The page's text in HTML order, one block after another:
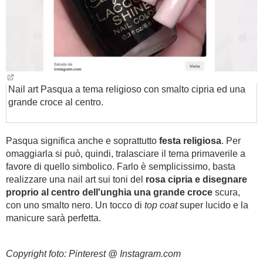
Nail art Pasqua a tema religioso con smalto cipria ed una
grande croce al centro.
Pasqua significa anche e soprattutto festa religiosa. Per
omaggiarla si può, quindi, tralasciare il tema primaverile a
favore di quello simbolico. Farlo è semplicissimo, basta
realizzare una nail art sui toni del rosa cipria e disegnare
proprio al centro dell'unghia una grande croce scura,
con uno smalto nero. Un tocco di top coatsuper lucido e la
manicure sarà perfetta.
Copyright foto: Pinterest @ Instagram.com